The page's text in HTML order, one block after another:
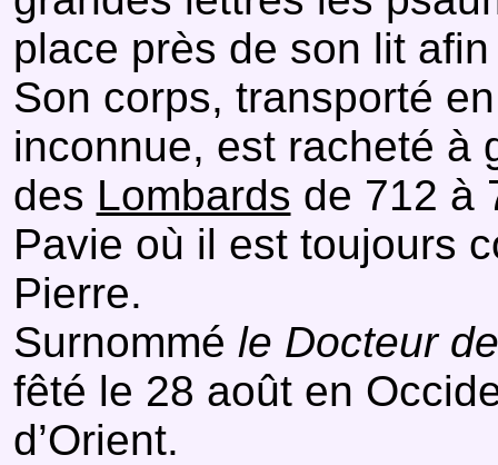
place près de son lit
Son corps, transporté
inconnue, est racheté à
des Lombards de 712 à
Pavie où il est toujours
Pierre.
Surnommé le Docteur
fêté le 28 août en
d’Orient.